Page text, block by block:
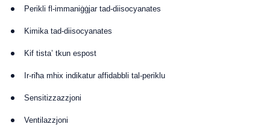
Perikli fl-immaniġġjar tad-diisocyanates
Kimika tad-diisocyanates
Kif tista’ tkun espost
Ir-riħa mhix indikatur affidabbli tal-periklu
Sensitizzazzjoni
Ventilazzjoni